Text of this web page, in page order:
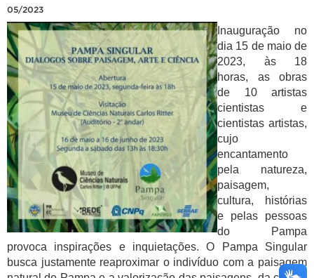
05/2023
Inauguração no
dia 15 de maio de
2023, às 18
horas, as obras
de 10 artistas
cientistas e
cientistas artistas,
cujo
encantamento
pela natureza,
paisagem,
cultura, histórias
e pelas pessoas
do Pampa
provoca inspirações e inquietações. O Pampa Singular
busca justamente reaproximar o indivíduo com a paisagem